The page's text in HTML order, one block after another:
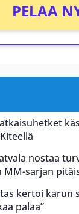
PELAA
nostaa
MM-sarjan
kertoi karun
palaa”